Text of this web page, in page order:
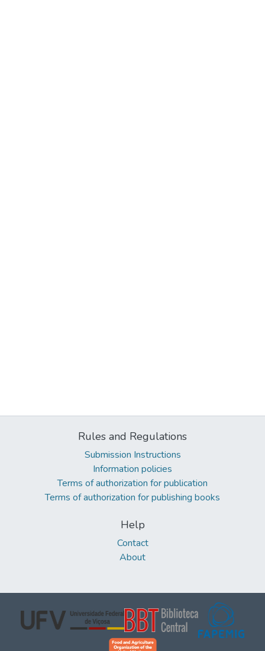
Rules and Regulations
Submission Instructions
Information policies
Terms of authorization for publication
Terms of authorization for publishing books
Help
Contact
About